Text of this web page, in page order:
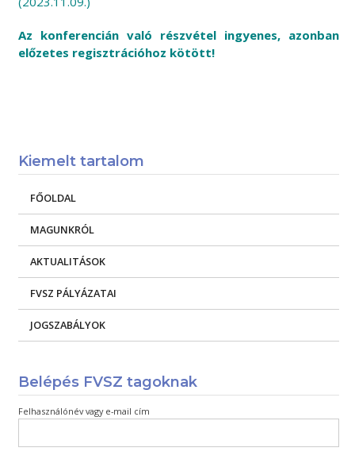
Az konferencián való részvétel ingyenes, azonban
előzetes regisztrációhoz kötött!
Kiemelt tartalom
FŐOLDAL
MAGUNKRÓL
AKTUALITÁSOK
FVSZ PÁLYÁZATAI
JOGSZABÁLYOK
Belépés FVSZ tagoknak
Felhasználónév vagy e-mail cím